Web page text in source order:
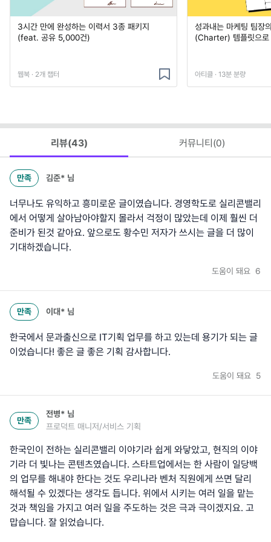
3시간 만에 완성하는 이력서 3종 패키지
(feat. 공유 5,000건)
웹북 · 2개 챕터
성과내는 마케팅 팀장
(Charter) 템플릿으로
아티클 · 13분 분량
리뷰(43) 커뮤니티(0)
만족 김준* 님
너무나도 유익하고 흥미로운 글이였습니다. 경영학도로 실리콘밸리
에서 어떻게 살아남아야할지 몰라서 걱정이 많았는데 이제 훨씬 더
준비가 된것 같아요. 앞으로도 황수민 저자가 쓰시는 글을 더 많이
기대하겠습니다.
도움이 돼요 6
만족 이대* 님
한국에서 문과출신으로 IT기획 업무를 하고 있는데 용기가 되는 글
이었습니다! 좋은 글 좋은 기획 감사합니다.
도움이 돼요 5
만족
전병* 님
프로덕트 매니저/서비스 기획
한국인이 전하는 실리콘밸리 이야기라 쉽게 와닿았고, 현직의 이야
기라 더 빛나는 콘텐츠였습니다. 스타트업에서는 한 사람이 일당백
의 업무를 해내야 한다는 것도 우리나라 벤처 직원에게 쓰면 달리
해석될 수 있겠다는 생각도 듭니다. 위에서 시키는 여러 일을 맡는
것과 책임을 가지고 여러 일을 주도하는 것은 극과 극이겠지요. 고
맙습니다. 잘 읽었습니다.